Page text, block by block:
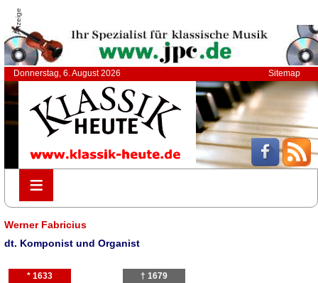
Anzeige
Donnerstag, 6. August 2026 Sitemap
≡
≡
Werner Fabricius
dt. Komponist und Organist
* 1633 † 1679